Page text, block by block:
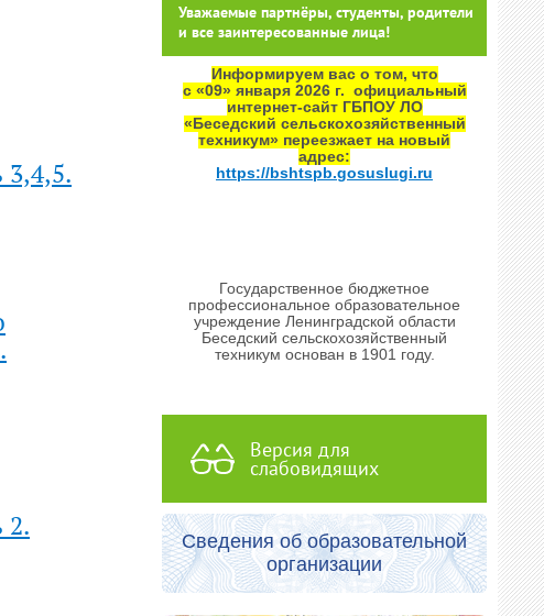
2.
Уважаемые партнёры, студенты, родители
и все заинтересованные лица!
Информируем вас о том, что
с «09» января 2026 г. официальный
интернет‑сайт ГБПОУ ЛО
«Беседский сельскохозяйственный
техникум» переезжает на новый
адрес:
https://bshtspb.gosuslugi.ru
Государственное бюджетное
профессиональное образовательное
учреждение Ленинградской области
Беседский сельскохозяйственный
техникум основан в 1901 году.
Версия для
слабовидящих
Сведения об образовательной
организации